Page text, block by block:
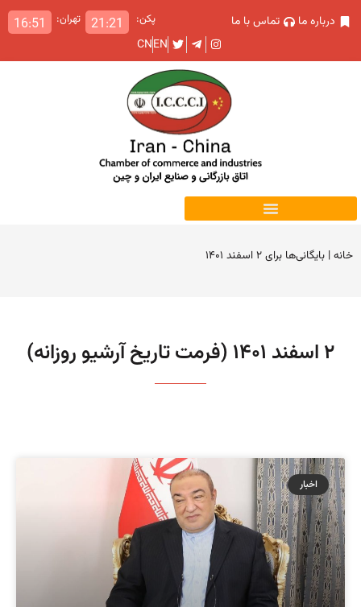
درباره ما تماس با ما پکن: 21:21 تهران: 16:51
EN
CN
خانه| بایگانی‌ها برای ۲ اسفند ۱۴۰۱
۲ اسفند ۱۴۰۱ (فرمت تاریخ آرشیو روزانه)
اخبار